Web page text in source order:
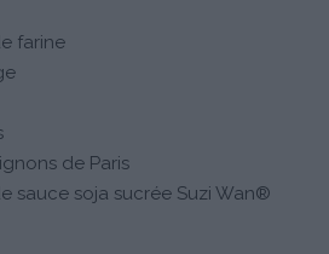
farine
de Paris
sauce soja sucrée Suzi Wan®